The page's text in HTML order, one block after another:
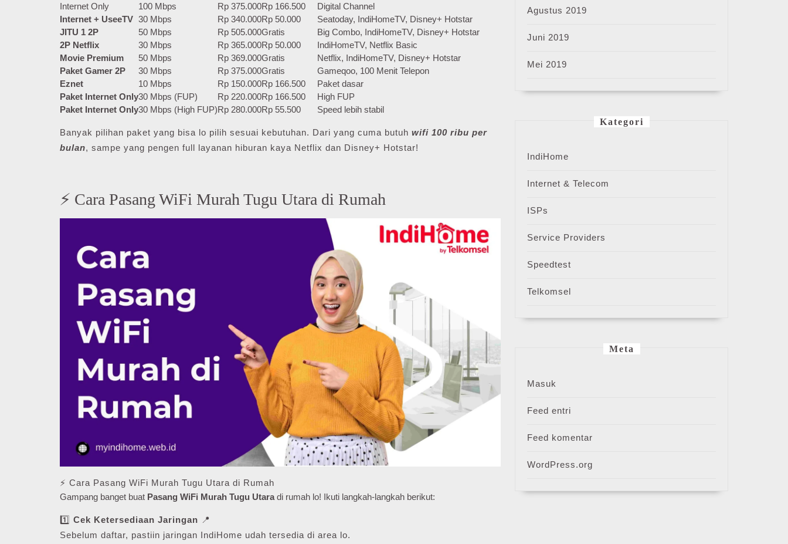
Internet Only
100 Mbps Rp 375.000Rp 166.500
Digital Channel
Internet + UseeTV 30 Mbps Rp 340.000Rp 50.000
Seatoday, IndiHomeTV, Disney+ Hotstar
JITU 1 2P
50 Mbps Rp 505.000Gratis
Big Combo, IndiHomeTV, Disney+ Hotstar
2P Netflix
30 Mbps Rp 365.000Rp 50.000
IndiHomeTV, Netflix Basic
Movie Premium
50 Mbps Rp 369.000Gratis
Netflix, IndiHomeTV, Disney+ Hotstar
Paket Gamer 2P
30 Mbps Rp 375.000Gratis
Gameqoo, 100 Menit Telepon
Eznet
10 Mbps Rp 150.000Rp 166.500
Paket dasar
Paket Internet Only30 Mbps (FUP) Rp 220.000Rp 166.500
High FUP
Paket Internet Only30 Mbps (High FUP)Rp 280.000Rp 55.500 Speed lebih stabil
Banyak pilihan paket yang bisa lo pilih sesuai kebutuhan. Dari yang cuma butuh wifi 100 ribu per
bulan, sampe yang pengen full layanan hiburan kaya Netflix dan Disney+ Hotstar!
⚡ Cara Pasang WiFi Murah Tugu Utara di Rumah
⚡ Cara Pasang WiFi Murah Tugu Utara di Rumah
Gampang banget buat Pasang WiFi Murah Tugu Utaradi rumah lo! Ikuti langkah-langkah berikut:
1️⃣ Cek Ketersediaan Jaringan 📍
Sebelum daftar, pastiin jaringan IndiHome udah tersedia di area lo.
Agustus 2019
Juni 2019
Mei 2019
Kategori
IndiHome
Internet & Telecom
ISPs
Service Providers
Speedtest
Telkomsel
Meta
Masuk
Feed entri
Feed komentar
WordPress.org